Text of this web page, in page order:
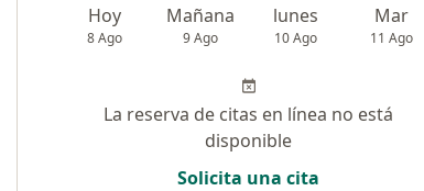
Hoy
8 Ago
Mañana
9 Ago
lunes
10 Ago
Mar
11 Ago
La reserva de citas en línea no está
disponible
Solicita una cita